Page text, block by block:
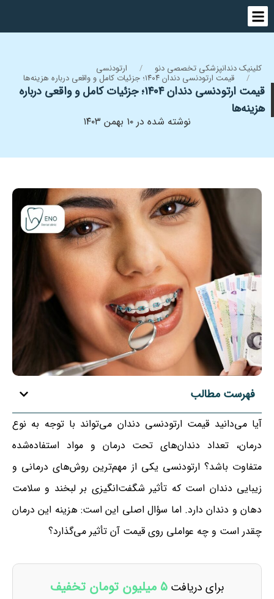
کلینیک دندانپزشکی تخصصی دنو ارتودنسی
قیمت ارتودنسی دندان ۱۴۰۴؛ جزئیات کامل و واقعی درباره هزینه‌ها
قیمت ارتودنسی دندان ۱۴۰۴؛ جزئیات کامل و واقعی درباره
هزینه‌ها
نوشته شده در ۱۰ بهمن ۱۴۰۳
فهرست مطالب
آیا می‌دانید قیمت ارتودنسی دندان می‌تواند با توجه به نوع
درمان، تعداد دندان‌های تحت درمان و مواد استفاده‌شده
متفاوت باشد؟ ارتودنسی یکی از مهم‌ترین روش‌های درمانی و
زیبایی دندان است که تأثیر شگفت‌انگیزی بر لبخند و سلامت
دهان و دندان دارد. اما سؤال اصلی این است: هزینه این درمان
چقدر است و چه عواملی روی قیمت آن تأثیر می‌گذارد؟
برای دریافت
۵ میلیون تومان تخفیف